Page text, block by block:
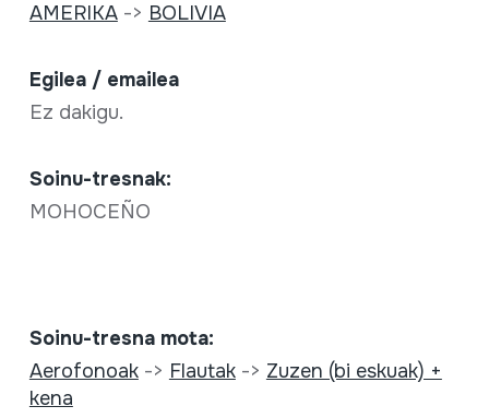
AMERIKA-> BOLIVIA
Egilea / emailea
Ez dakigu.
Soinu-tresnak:
MOHOCEÑO
Soinu-tresna mota:
Aerofonoak-> Flautak-> Zuzen (bi eskuak) +
kena